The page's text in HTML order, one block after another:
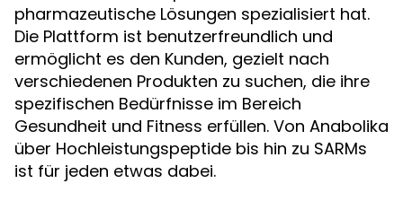
pharmazeutische Lösungen spezialisiert hat.
Die Plattform ist benutzerfreundlich und
ermöglicht es den Kunden, gezielt nach
verschiedenen Produkten zu suchen, die ihre
spezifischen Bedürfnisse im Bereich
Gesundheit und Fitness erfüllen. Von Anabolika
über Hochleistungspeptide bis hin zu SARMs
ist für jeden etwas dabei.